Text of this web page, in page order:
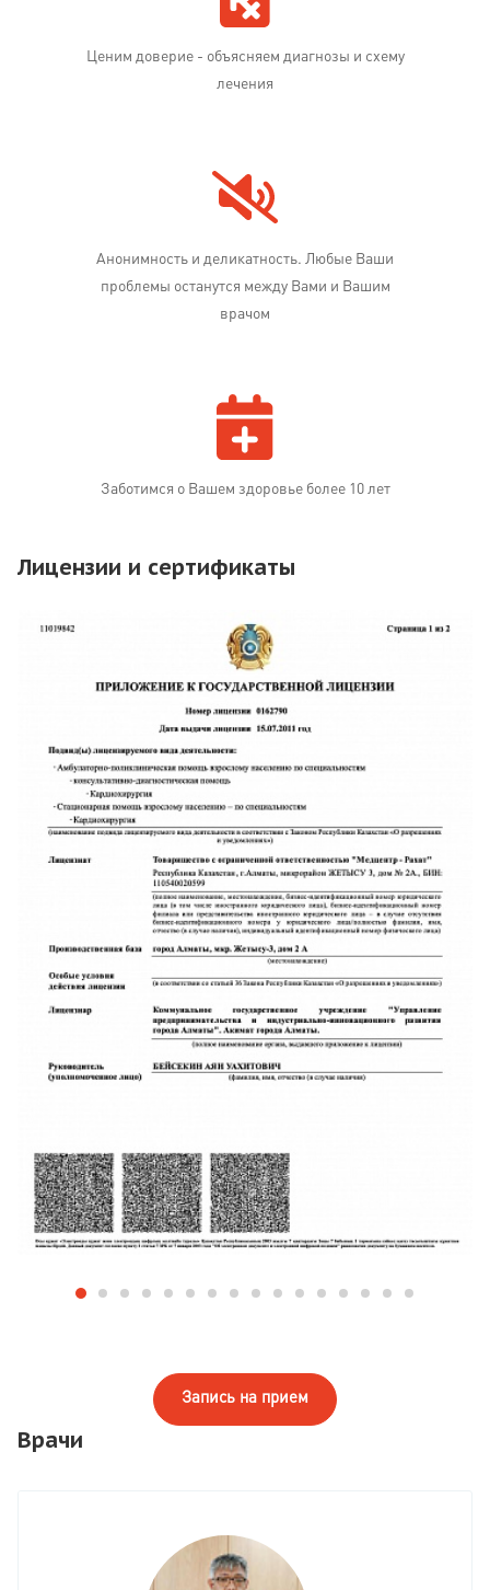
Ценим доверие - объясняем диагнозы и схему
лечения
Анонимность и деликатность. Любые Ваши
проблемы останутся между Вами и Вашим
врачом
Заботимся о Вашем здоровье более 10 лет
Лицензии и сертификаты
Запись на прием
Врачи